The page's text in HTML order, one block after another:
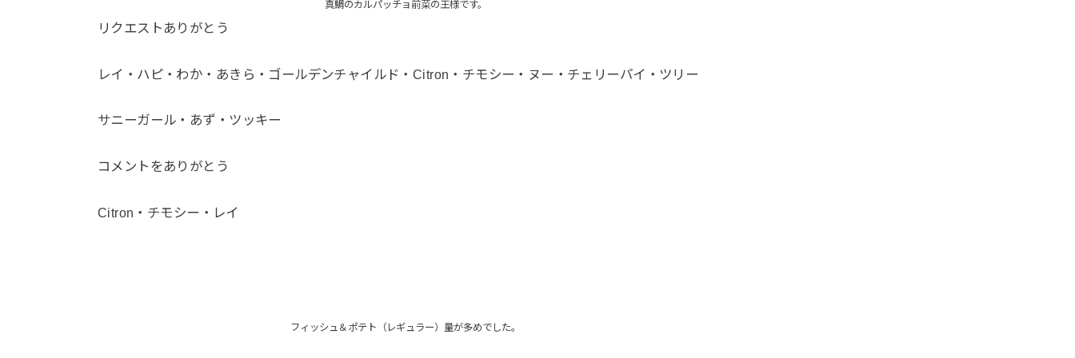
真鯛のカルパッチョ前菜の王様です。
リクエストありがとう
レイ・ハピ・わか・あきら・ゴールデンチャイルド・Citron・チモシー・ヌー・チェリーパイ・ツリー
サニーガール・あず・ツッキー
コメントをありがとう
Citron・チモシー・レイ
フィッシュ＆ポテト（レギュラー）量が多めでした。